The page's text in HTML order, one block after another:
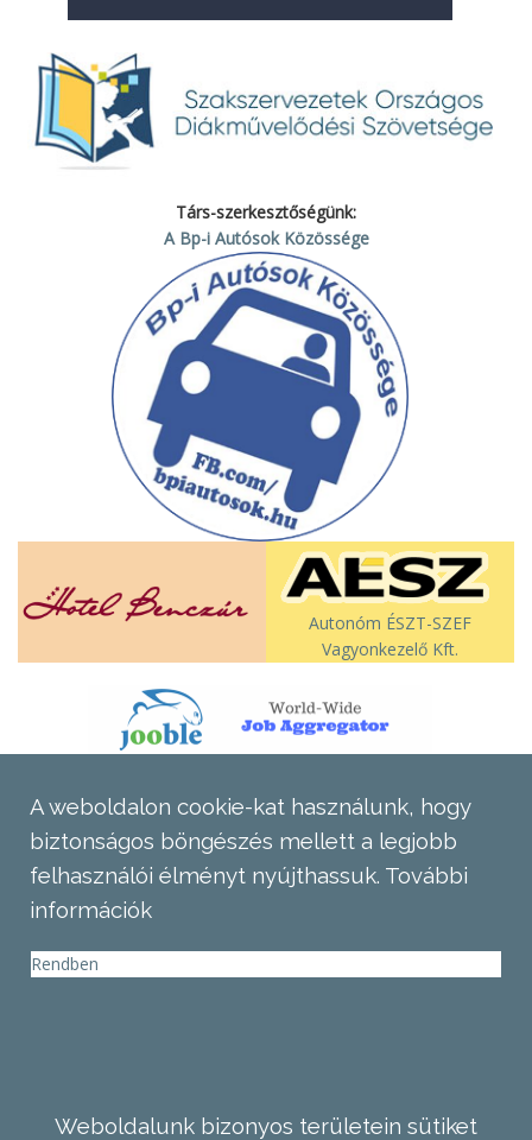
Társ-szerkesztőségünk:
A Bp-i Autósok Közössége
Autonóm ÉSZT-SZEF
Vagyonkezelő Kft.
A weboldalon cookie-kat használunk, hogy
biztonságos böngészés mellett a legjobb
felhasználói élményt nyújthassuk. További
információk
Rendben
Weboldalunk bizonyos területein sütiket